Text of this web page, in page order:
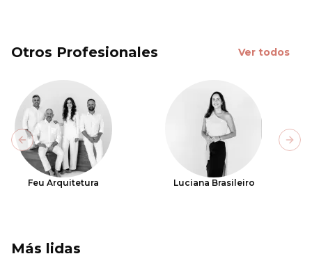
Otros Profesionales Ver todos
Feu Arquitetura Luciana Brasileiro
Previous slide
Más lidas